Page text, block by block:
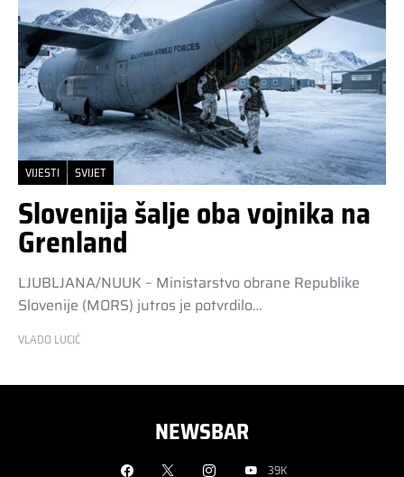
VIJESTI SVIJET
Slovenija šalje oba vojnika na
Grenland
LJUBLJANA/NUUK – Ministarstvo obrane Republike
Slovenije (MORS) jutros je potvrdilo…
VLADO LUCIĆ
NEWSBAR
39K